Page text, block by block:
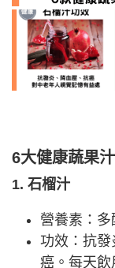
6大健康蔬果
1. 石榴汁
營養素：多
功效：抗
癌。每天飲